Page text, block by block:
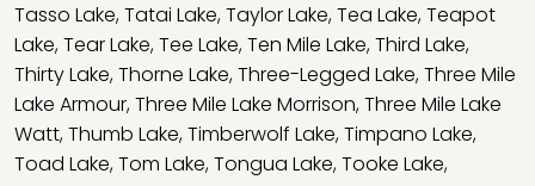
Tasso Lake,Tatai Lake,Taylor Lake,Tea Lake,Teapot
Lake,Tear Lake,Tee Lake,Ten Mile Lake,Third Lake,
Thirty Lake,Thorne Lake,Three-Legged Lake,Three Mile
Lake Armour,Three Mile Lake Morrison,Three Mile Lake
Watt,Thumb Lake,Timberwolf Lake,Timpano Lake,
Toad Lake,Tom Lake,Tongua Lake,Tooke Lake,